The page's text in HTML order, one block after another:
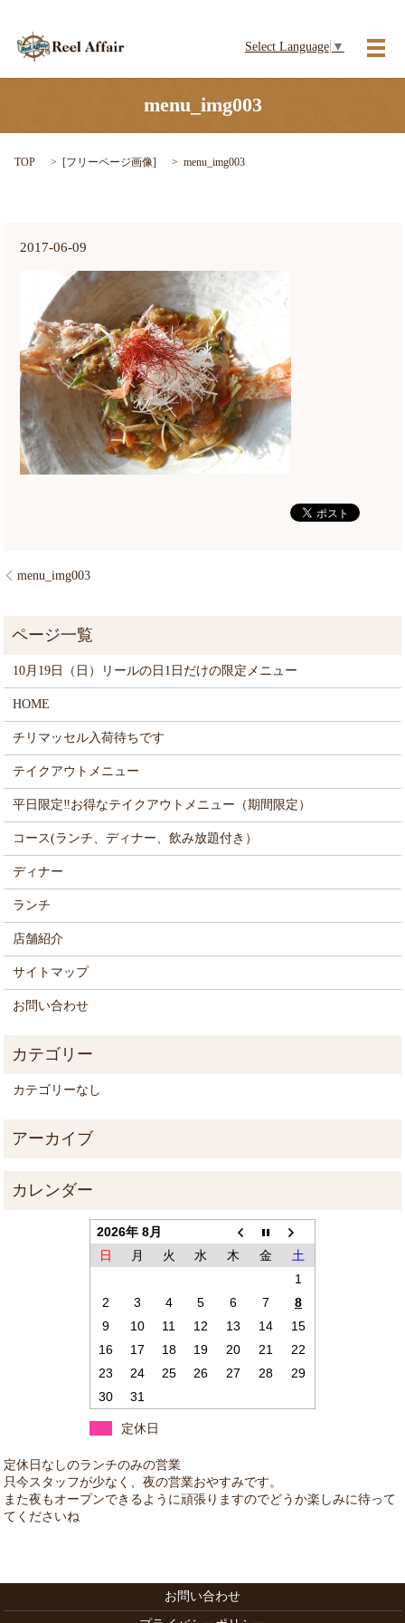
Select Language ▼
メ
menu_img003
TOP [フリーページ画像] menu_img003
2017-06-09
menu_img003
10月19日（日）リールの日1日だけの限定メニュー
HOME
チリマッセル入荷待ちです
テイクアウトメニュー
平日限定‼お得なテイクアウトメニュー（期間限定）
コース(ランチ、ディナー、飲み放題付き）
ディナー
ランチ
店舗紹介
サイトマップ
お問い合わせ
カテゴリーなし
2026年 8月
日
月 火 水 木 金
土
1
2
3 4 5 6 7
8
9
10 11 12 13 14
15
16
17 18 19 20 21
22
23
24 25 26 27 28
29
30
31
定休日
お問い合わせ